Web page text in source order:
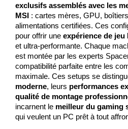
exclusifs assemblés avec les
MSI : cartes mères, GPU,
alimentations certifiées. Ces
pour offrir une expérience de jeu
et ultra-performante. Chaque
est montée par les experts
compatibilité parfaite entre les
maximale. Ces setups se
moderne, leurs performances
qualité de montage
incarnent le meilleur du gaming
qui veulent un PC prêt à tout